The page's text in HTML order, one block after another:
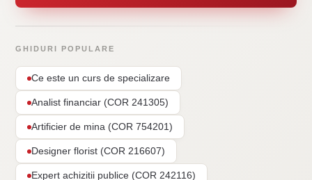
GHIDURI POPULARE
Ce este un curs de specializare
Analist financiar (COR 241305)
Artificier de mina (COR 754201)
Designer florist (COR 216607)
Expert achizitii publice (COR 242116)